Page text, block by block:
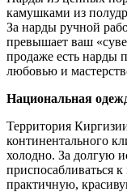
камушками из
За нарды ручной
превышает ваш
продаже есть нарды
любовью и
Национальная
Территория
континентального
холодно. За долгую
приспосабливаться
практичную,